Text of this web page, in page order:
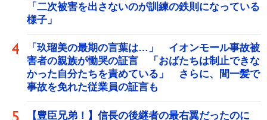
「二次被害を出さないのが訓練の鉄則になっている
様子」
「玖瑠美の最期の言葉は…」 イオンモール事故被
害者の親族が慟哭の証言 「おばたちは制止できな
かった自分たちを責めている」 さらに、間一髪で
事故を免れた従業員の証言も
【豊臣兄弟！】信長の後継者の最右翼だったのに